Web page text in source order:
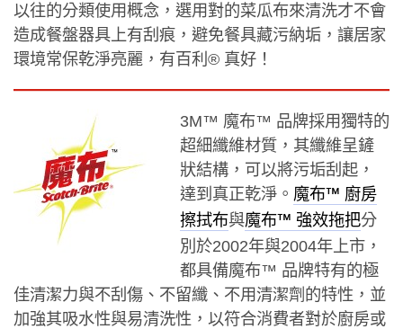
以往的分類使用概念，選用對的菜瓜布來清洗才不會
造成餐盤器具上有刮痕，避免餐具藏污納垢，讓居家
環境常保乾淨亮麗，有百利® 真好！
3M™ 魔布™ 品牌採用獨特的
超細纖維材質，其纖維呈鏟
狀結構，可以將污垢刮起，
達到真正乾淨。 魔布™ 廚房
擦拭布與魔布™ 強效拖把分
別於2002年與2004年上市，
都具備魔布™ 品牌特有的極
佳清潔力與不刮傷、不留纖、不用清潔劑的特性，並
加強其吸水性與易清洗性，以符合消費者對於廚房或